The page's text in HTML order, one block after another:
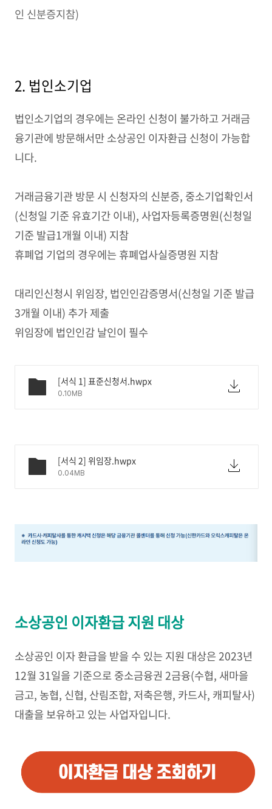
인 신분증지참)
2. 법인소기업
법인소기업의 경우에는 온라인 신청이 불가하고 거래금
융기관에 방문해서만 소상공인 이자환급 신청이 가능합
니다.
거래금융기관 방문 시 신청자의 신분증, 중소기업확인서
(신청일 기준 유효기간 이내), 사업자등록증명원(신청일
기준 발급1개월 이내) 지참
휴폐업 기업의 경우에는 휴폐업사실증명원 지참
대리인신청시 위임장, 법인인감증명서(신청일 기준 발급
3개월 이내) 추가 제출
위임장에 법인인감 날인이 필수
[서식 1] 표준신청서.hwpx
0.10MB
[서식 2] 위임장.hwpx
0.04MB
소상공인 이자환급 지원 대상
소상공인 이자 환급을 받을 수 있는 지원 대상은 2023년
12월 31일을 기준으로 중소금융권 2금융(수협, 새마을
금고, 농협, 신협, 산림조합, 저축은행, 카드사, 캐피탈사)
대출을 보유하고 있는 사업자입니다.